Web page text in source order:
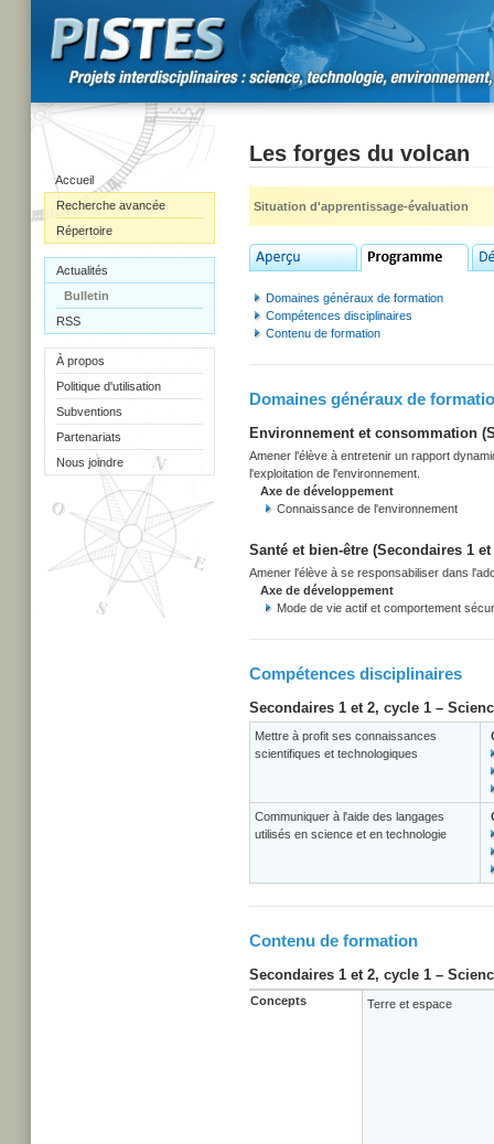
Accueil
Recherche avancée
Répertoire
Actualités
Bulletin
RSS
À propos
Politique d'utilisation
Subventions
Partenariats
Nous joindre
Les forges du volcan
Situation d'apprentissage-évaluation
Domaines généraux de formation
Compétences disciplinaires
Contenu de formation
Domaines généraux de
Environnement et consommation
Amener l'élève à entretenir un rapport
l'exploitation de l'environnement.
Axe de développement
Connaissance de l'environnement
Santé et bien-être (Secondaires 1
Amener l'élève à se responsabiliser dans
Axe de développement
Mode de vie actif et comportement
Compétences disciplinaires
Secondaires 1 et 2, cycle 1 –
Mettre à profit ses connaissances
scientifiques et technologiques
Communiquer à l'aide des langages
utilisés en science et en technologie
Contenu de formation
Secondaires 1 et 2, cycle 1 –
Concepts Terre et espace